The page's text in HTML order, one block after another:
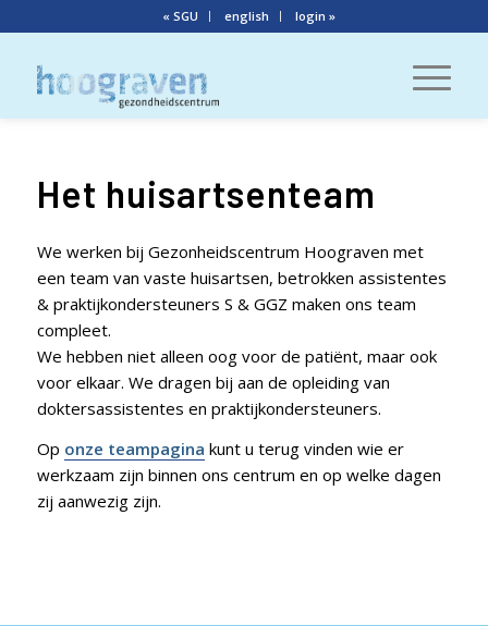
« SGU english login »
Het huisartsenteam
We werken bij Gezonheidscentrum Hoograven met
een team van vaste huisartsen, betrokken assistentes
& praktijkondersteuners S & GGZ maken ons team
compleet.
We hebben niet alleen oog voor de patiënt, maar ook
voor elkaar. We dragen bij aan de opleiding van
doktersassistentes en praktijkondersteuners.
Op onze teampagina kunt u terug vinden wie er
werkzaam zijn binnen ons centrum en op welke dagen
zij aanwezig zijn.